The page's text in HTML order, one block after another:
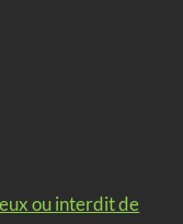
ou interdit de